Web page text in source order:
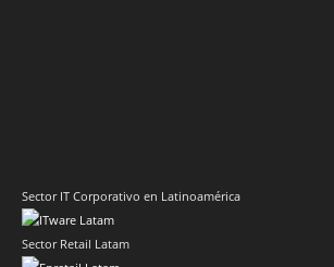
Sector IT Corporativo en Latinoamérica
Sector Retail Latam